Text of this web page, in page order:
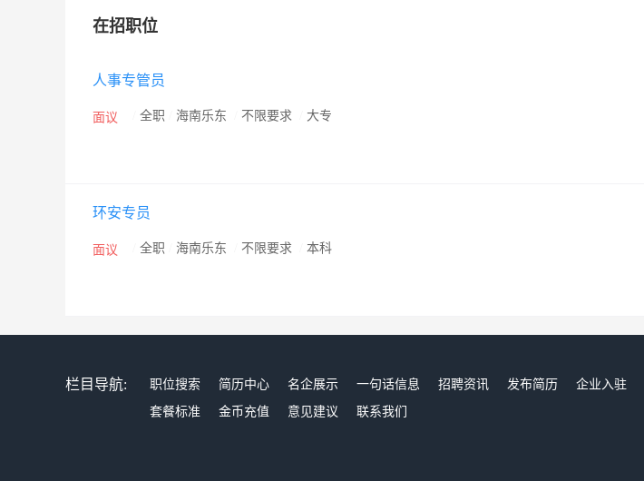
在招职位
人事专管员
面议 全职 海南乐东 不限要求 大专
环安专员
面议 全职 海南乐东 不限要求 本科
栏目导航: 职位搜索 简历中心 名企展示 一句话信息 招聘资讯 发布简历 企业入驻
套餐标准
金币充值 意见建议 联系我们